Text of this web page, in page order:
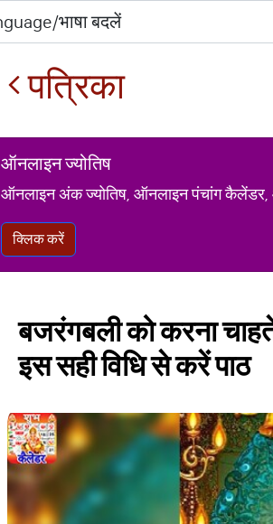
पत्रिका
ऑनलाइन ज्योतिष
ऑनलाइन अंक ज्योतिष, ऑनलाइन पंचांग कैलेंडर,
क्लिक करें
बजरंगबली को करना
इस सही विधि से करें पाठ